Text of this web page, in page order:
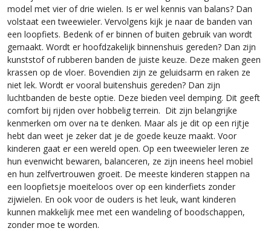
model met vier of drie wielen. Is er wel kennis van balans? Dan
volstaat een tweewieler. Vervolgens kijk je naar de banden van
een loopfiets. Bedenk of er binnen of buiten gebruik van wordt
gemaakt. Wordt er hoofdzakelijk binnenshuis gereden? Dan zijn
kunststof of rubberen banden de juiste keuze. Deze maken geen
krassen op de vloer. Bovendien zijn ze geluidsarm en raken ze
niet lek. Wordt er vooral buitenshuis gereden? Dan zijn
luchtbanden de beste optie. Deze bieden veel demping. Dit geeft
comfort bij rijden over hobbelig terrein. Dit zijn belangrijke
kenmerken om over na te denken. Maar als je dit op een rijtje
hebt dan weet je zeker dat je de goede keuze maakt. Voor
kinderen gaat er een wereld open. Op een tweewieler leren ze
hun evenwicht bewaren, balanceren, ze zijn ineens heel mobiel
en hun zelfvertrouwen groeit. De meeste kinderen stappen na
een loopfietsje moeiteloos over op een kinderfiets zonder
zijwielen. En ook voor de ouders is het leuk, want kinderen
kunnen makkelijk mee met een wandeling of boodschappen,
zonder moe te worden.